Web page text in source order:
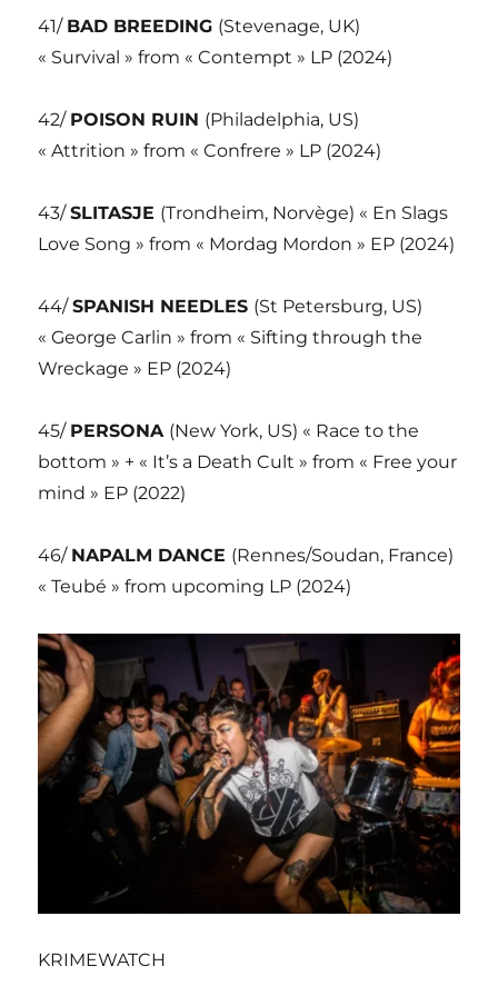
41/ BAD BREEDING (Stevenage, UK)
« Survival » from « Contempt » LP (2024)
42/ POISON RUIN (Philadelphia, US)
« Attrition » from « Confrere » LP (2024)
43/SLITASJE (Trondheim, Norvège) « En Slags
Love Song » from « Mordag Mordon » EP (2024)
44/SPANISH NEEDLES (St Petersburg, US)
« George Carlin » from « Sifting through the
Wreckage » EP (2024)
45/ PERSONA (New York, US) « Race to the
bottom » + « It’s a Death Cult » from « Free your
mind » EP (2022)
46/ NAPALM DANCE (Rennes/Soudan, France)
« Teubé » from upcoming LP (2024)
KRIMEWATCH